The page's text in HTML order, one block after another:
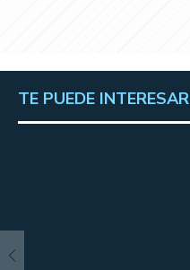
TE PUEDE INTERESAR